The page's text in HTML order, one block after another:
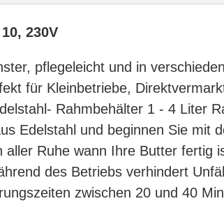
230V
pflegeleicht und in
für Kleinbetriebe,
Rahmbehälter 1 - 4 Liter
Edelstahl und beginnen Sie mit
aller Ruhe wann Ihre Butter fertig
des Betriebs verhindert
zwischen 20 und 40